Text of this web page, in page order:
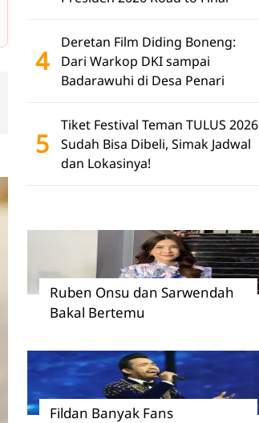
4
Deretan Film Diding Boneng:
Dari Warkop DKI sampai
Badarawuhi di Desa Penari
5
Tiket Festival Teman TULUS 2026
Sudah Bisa Dibeli, Simak Jadwal
dan Lokasinya!
Ruben Onsu dan Sarwendah
Bakal Bertemu
Fildan Banyak Fans